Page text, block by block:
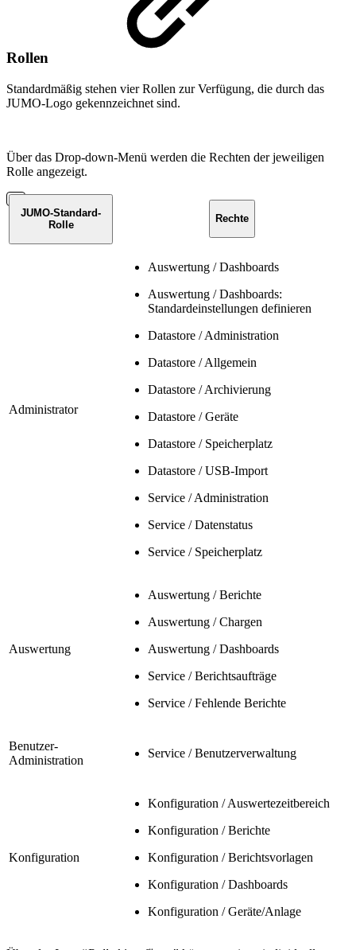
Rollen
Standardmäßig stehen vier Rollen zur Verfügung, die durch das
JUMO-Logo gekennzeichnet sind.
Über das Drop-down-Menü werden die Rechten der jeweiligen
Rolle angezeigt.
JUMO-Standard-
Rolle
Rechte
Administrator
Auswertung / Dashboards
Auswertung / Dashboards:
Standardeinstellungen definieren
Datastore / Administration
Datastore / Allgemein
Datastore / Archivierung
Datastore / Geräte
Datastore / Speicherplatz
Datastore / USB-Import
Service / Administration
Service / Datenstatus
Service / Speicherplatz
Auswertung
Auswertung / Berichte
Auswertung / Chargen
Auswertung / Dashboards
Service / Berichtsaufträge
Service / Fehlende Berichte
Benutzer-
Administration
Service / Benutzerverwaltung
Konfiguration
Konfiguration / Auswertezeitbereich
Konfiguration / Berichte
Konfiguration / Berichtsvorlagen
Konfiguration / Dashboards
Konfiguration / Geräte/Anlage